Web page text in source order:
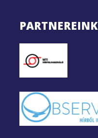
PARTNEREINK